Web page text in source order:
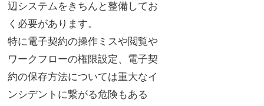
辺システムをきちんと整備してお
く必要があります。
特に電子契約の操作ミスや閲覧や
ワークフローの権限設定、電子契
約の保存方法については重大なイ
ンシデントに繋がる危険もある